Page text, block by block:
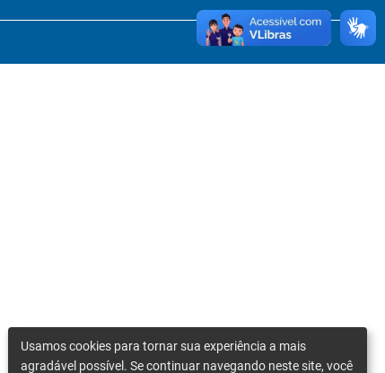
Usamos cookies para tornar sua experiência a mais
agradável possível. Se continuar navegando neste site, você